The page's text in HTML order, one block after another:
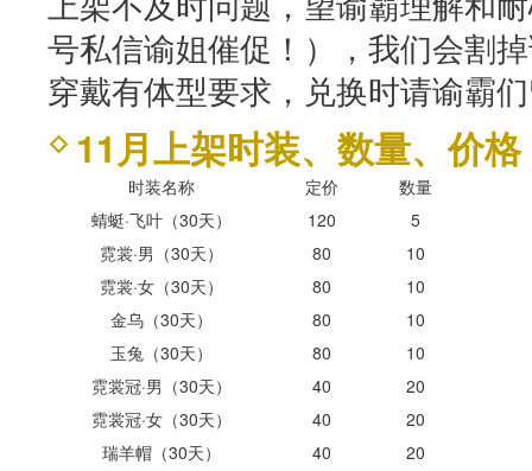
号私信谕姐催促！），我们会割
穿戴有体型要求，兑换时请谕霸
11月上架时装、数量、价格
时装名称 定价
数量
蜻蜓·飞叶（30天）
120
5
霓裳·男（30天）
80
10
霓裳·女（30天）
80
10
金乌（30天）
80
10
玉兔（30天）
80
10
霓裳冠·男（30天）
40
20
霓裳冠·女（30天）
40
20
瑞羊帽（30天）
40
20